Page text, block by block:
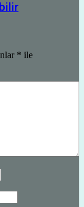
* ile